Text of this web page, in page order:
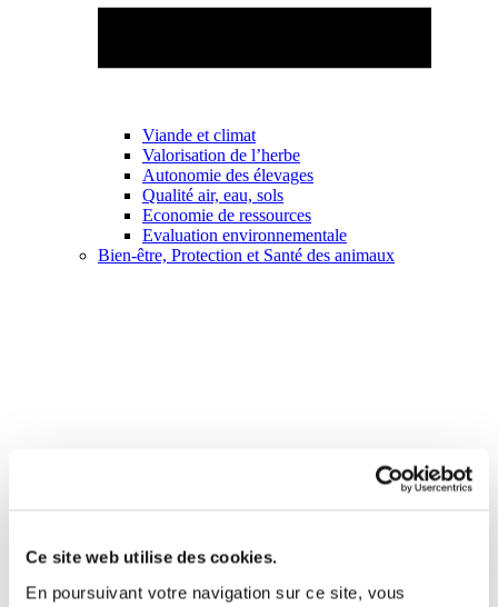
Ce site web utilise des cookies.
En poursuivant votre navigation sur ce site, vous
Viande et climat
Valorisation de l’herbe
Autonomie des élevages
Qualité air, eau, sols
Economie de ressources
Evaluation environnementale
Bien-être, Protection et Santé des animaux